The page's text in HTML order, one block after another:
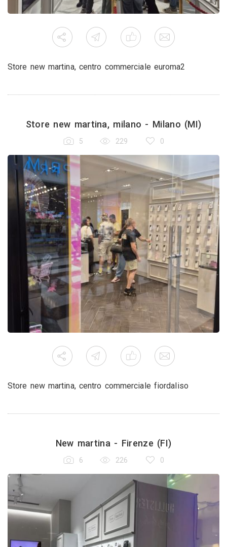
Store new martina, centro commerciale euroma2
Store new martina, milano - Milano (MI)
5 229 0
Store new martina, centro commerciale fiordaliso
New martina - Firenze (FI)
6 226 0